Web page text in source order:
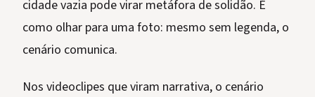
cidade vazia pode virar metáfora de solidão. É
como olhar para uma foto: mesmo sem legenda, o
cenário comunica.
Nos videoclipes que viram narrativa, o cenário